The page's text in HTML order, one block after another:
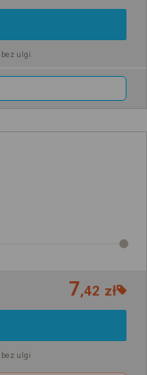
bez ulgi
7,42 zł
bez ulgi